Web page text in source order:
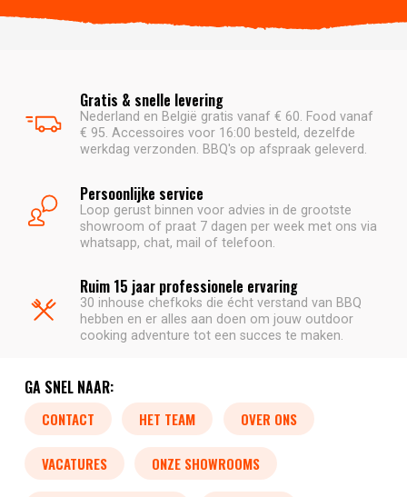
Gratis & snelle levering
Nederland en België gratis vanaf € 60. Food vanaf
€ 95. Accessoires voor 16:00 besteld, dezelfde
werkdag verzonden. BBQ's op afspraak geleverd.
Persoonlijke service
Loop gerust binnen voor advies in de grootste
showroom of praat 7 dagen per week met ons via
whatsapp, chat, mail of telefoon.
Ruim 15 jaar professionele ervaring
30 inhouse chefkoks die écht verstand van BBQ
hebben en er alles aan doen om jouw outdoor
cooking adventure tot een succes te maken.
GA SNEL NAAR:
CONTACT HET TEAM OVER ONS
VACATURES ONZE SHOWROOMS